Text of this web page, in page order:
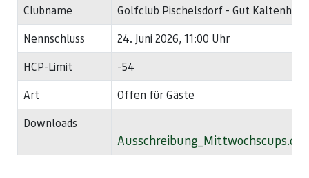
Clubname
Golfclub Pischelsdorf - Gut
Nennschluss
24. Juni 2026, 11:00 Uhr
HCP-Limit
-54
Art
Offen für Gäste
Downloads